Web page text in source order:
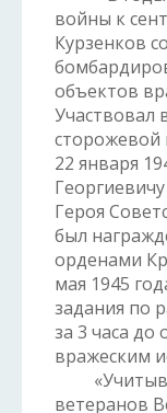
войны к
Курзенков
объектов
Участвовал
сторожевой
22 января
Героя
был
орденами
мая 1945
задания по
за 3 часа до
вражеским
ветеранов